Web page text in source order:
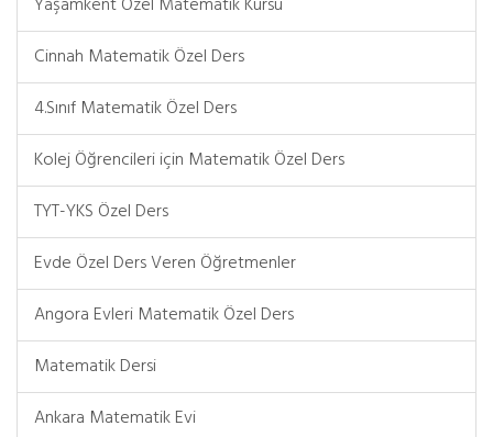
Cinnah Matematik Özel Ders
4.Sınıf Matematik Özel Ders
Kolej Öğrencileri için Matematik Özel Ders
TYT-YKS Özel Ders
Evde Özel Ders Veren Öğretmenler
Angora Evleri Matematik Özel Ders
Matematik Dersi
Ankara Matematik Evi